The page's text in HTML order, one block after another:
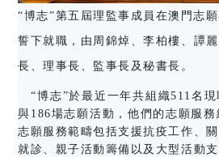
“博志”第五屆理監事成員在澳門志
誓下就職，由周錦焯、李柏樓、譚
長、理事長、監事長及秘書長。
“博志”於最近一年共組織511名
與186場志願活動，他們的志願服務
志願服務範疇包括支援抗疫工作、
就診、親子活動籌備以及大型活動